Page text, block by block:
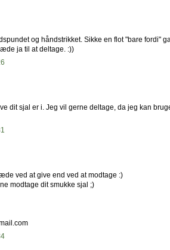
og håndstrikket. Sikke en flot "bare fordi"
ja til at deltage. :))
dit sjal er i. Jeg vil gerne deltage, da jeg kan
ved at give end ved at modtage :)
modtage dit smukke sjal ;)